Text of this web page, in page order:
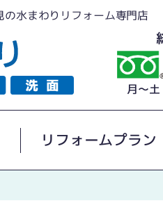
水まわりリフォーム専門店
月～
リフォームプラン